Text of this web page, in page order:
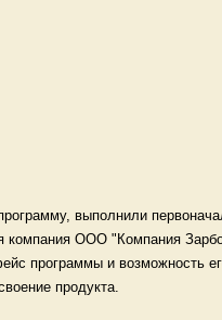
выполнили
компания ООО "Компания
программы и возможность
продукта.